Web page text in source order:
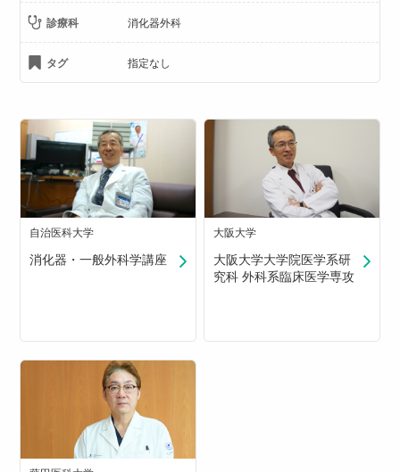
診療科 消化器外科
タグ 指定なし
自治医科大学
消化器・一般外科学講座
大阪大学
大阪大学大学院医学系研
究科 外科系臨床医学専攻